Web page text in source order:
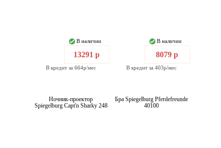
В наличии
13291 р
В кредит за 664р/мес
В наличии
8079 р
В кредит за 403р/мес
Ночник-проектор
Spiegelburg Capt'n Sharky 248
Бра Spiegelburg Pferdefreunde
40100